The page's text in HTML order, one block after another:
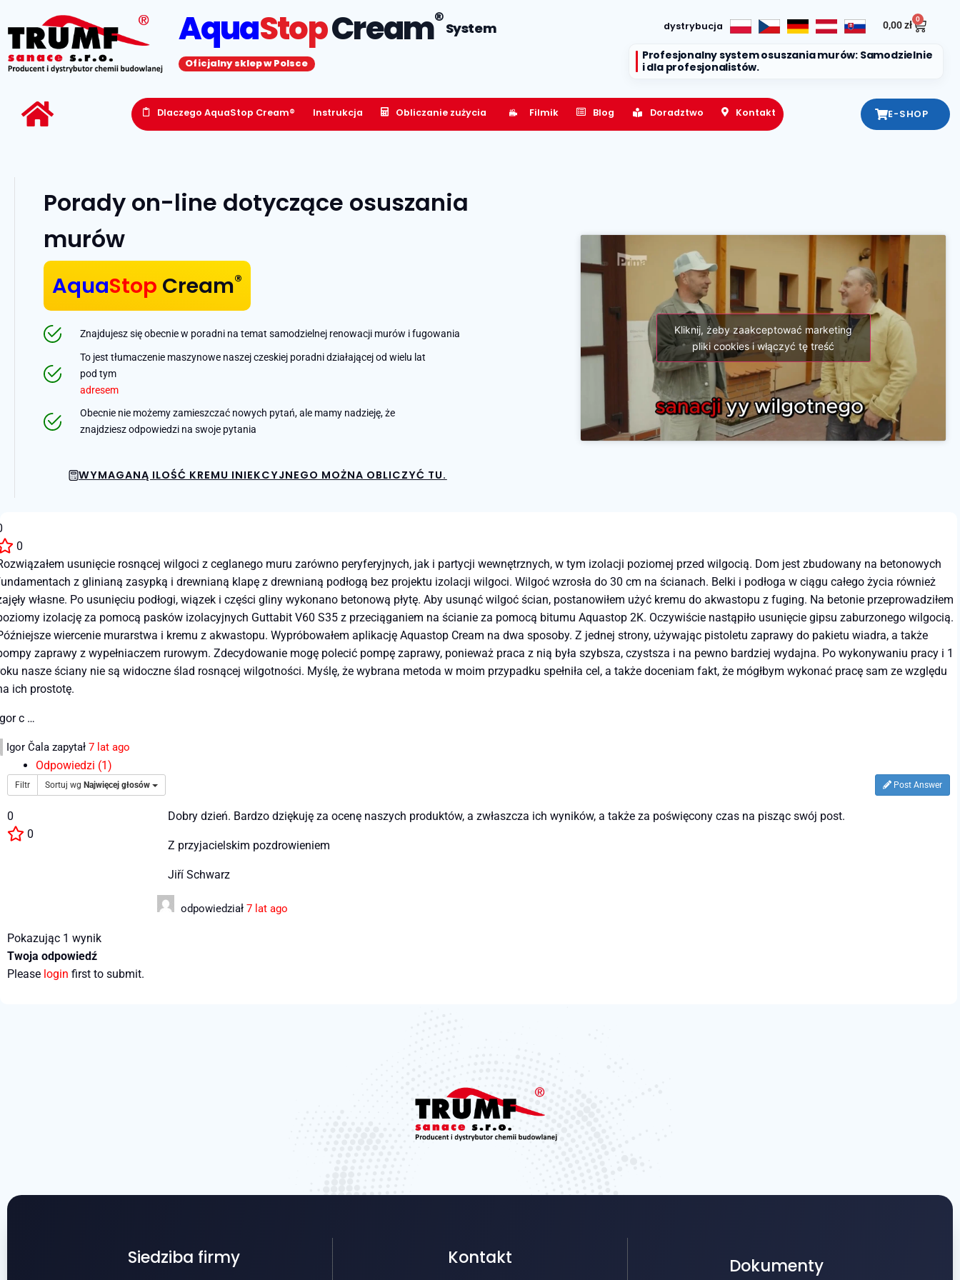
AquaStopCream®System
Oficjalny sklep w Polsce
dystrybucja 0,00zł
0
Profesjonalny system osuszania murów: Samodzielnie
i dla profesjonalistów.
Dlaczego AquaStop Cream® Instrukcja Obliczanie zużycia Filmik Blog Doradztwo Kontakt E-SHOP
Porady on-line dotyczące osuszania
murów
AquaStop Cream®
Znajdujesz się obecnie w poradni na temat samodzielnej renowacji murów i fugowania
To jest tłumaczenie maszynowe naszej czeskiej poradni działającej od wielu lat
pod tym
adresem
Obecnie nie możemy zamieszczać nowych pytań, ale mamy nadzieję, że
znajdziesz odpowiedzi na swoje pytania
WYMAGANĄ ILOŚĆ KREMU INIEKCYJNEGO MOŻNA OBLICZYĆ TU.
Kliknij, żeby zaakceptować marketing
pliki cookies i włączyć tę treść
0
usunięcie rosnącej wilgoci z ceglanego muru zarówno peryferyjnych, jak i partycji wewnętrznych, w tym izolacji poziomej przed wilgocią. Dom jest zbudowany na betonowych
z glinianą zasypką i drewnianą klapę z drewnianą podłogą bez projektu izolacji wilgoci. Wilgoć wzrosła do 30 cm na ścianach. Belki i podłoga w ciągu całego życia również
własne. Po usunięciu podłogi, wiązek i części gliny wykonano betonową płytę. Aby usunąć wilgoć ścian, postanowiłem użyć kremu do akwastopu z fuging. Na betonie przeprowadziłem
izolację za pomocą pasków izolacyjnych Guttabit V60 S35 z przeciąganiem na ścianie za pomocą bitumu Aquastop 2K. Oczywiście nastąpiło usunięcie gipsu zaburzonego wilgocią.
wiercenie murarstwa i kremu z akwastopu. Wypróbowałem aplikację Aquastop Cream na dwa sposoby. Z jednej strony, używając pistoletu zaprawy do pakietu wiadra, a także
zaprawy z wypełniaczem rurowym. Zdecydowanie mogę polecić pompę zaprawy, ponieważ praca z nią była szybsza, czystsza i na pewno bardziej wydajna. Po wykonywaniu pracy i 1
nasze ściany nie są widoczne ślad rosnącej wilgotności. Myślę, że wybrana metoda w moim przypadku spełniła cel, a także doceniam fakt, że mógłbym wykonać pracę sam ze względu
ich prostotę.
c …
Igor Čala zapytał 7 lat ago
Odpowiedzi (1)
Filtr Sortuj wg Najwięcej głosów Post Answer
0
0
Dobry dzień. Bardzo dziękuję za ocenę naszych produktów, a zwłaszcza ich wyników, a także za poświęcony czas na pisząc swój post.
Z przyjacielskim pozdrowieniem
Jiří Schwarz
odpowiedział 7 lat ago
Pokazując 1 wynik
Twoja odpowiedź
Please login first to submit.
Siedziba firmy Kontakt Dokumenty